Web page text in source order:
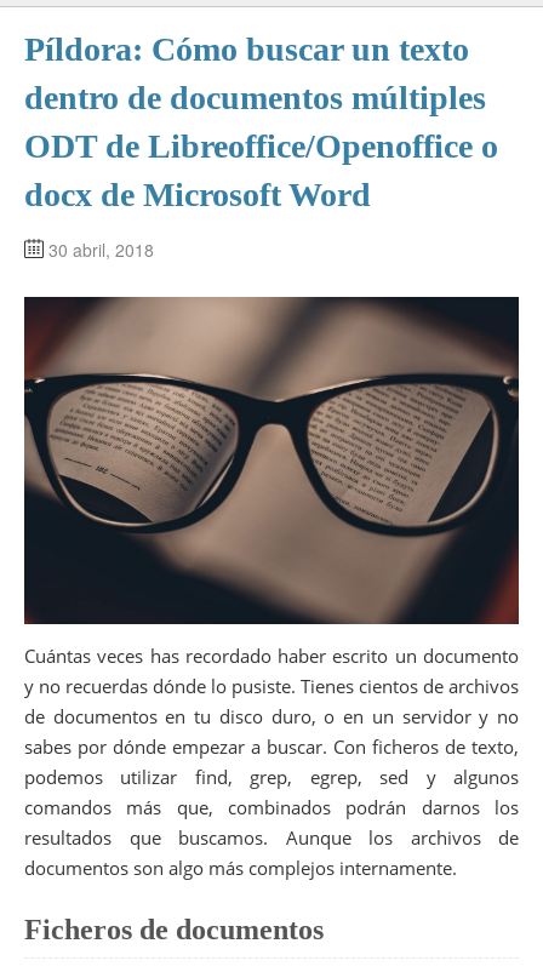
Píldora: Cómo buscar un texto
dentro de documentos múltiples
ODT de Libreoffice/Openoffice o
docx de Microsoft Word
30 abril, 2018
Cuántas veces has recordado haber escrito un documento
y no recuerdas dónde lo pusiste. Tienes cientos de archivos
de documentos en tu disco duro, o en un servidor y no
sabes por dónde empezar a buscar. Con ficheros de texto,
podemos utilizar find, grep, egrep, sed y algunos
comandos más que, combinados podrán darnos los
resultados que buscamos. Aunque los archivos de
documentos son algo más complejos internamente.
Ficheros de documentos